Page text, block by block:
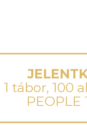
1 tábor, 100
PEOPLE